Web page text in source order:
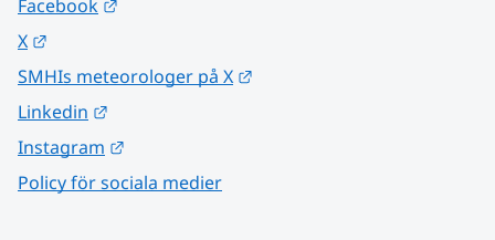
Facebook
X
SMHIs meteorologer på X
Linkedin
Instagram
Policy för sociala medier